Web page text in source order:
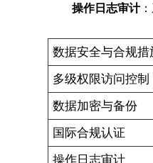
操作日志审计
数据安全与合规措
多级权限访问控制
数据加密与备份
国际合规认证
操作日志审计